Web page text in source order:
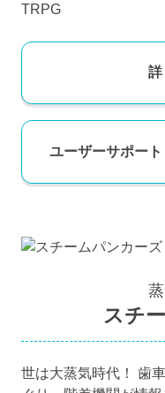
TRPG
詳
ユーザーサポート
スチ
世は大蒸気時代！ 歯